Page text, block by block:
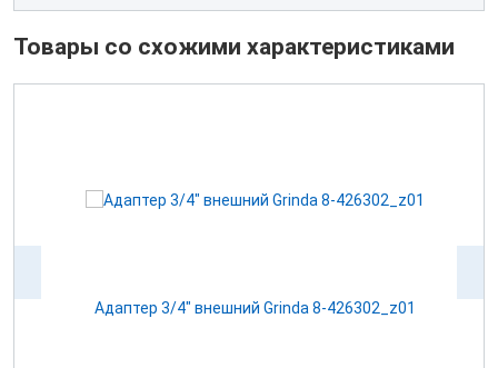
Товары со схожими характеристиками
Адаптер 3/4" внешний Grinda 8-426302_z01